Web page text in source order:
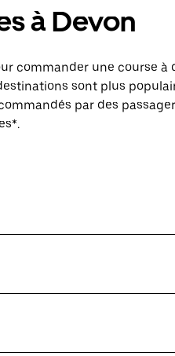
à Devon
commander une course à
sont plus
par des